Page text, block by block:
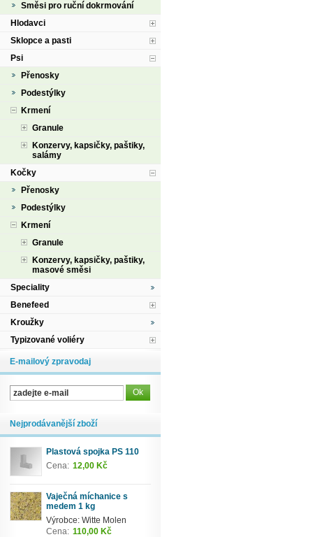
Směsi pro ruční dokrmování
Hlodavci
Sklopce a pasti
Psi
Přenosky
Podestýlky
Krmení
Granule
Konzervy, kapsičky, paštiky,
salámy
Kočky
Přenosky
Podestýlky
Krmení
Granule
Konzervy, kapsičky, paštiky,
masové směsi
Speciality
Benefeed
Kroužky
Typizované voliéry
E-mailový zpravodaj
Nejprodávanější zboží
Plastová spojka PS 110
Cena: 12,00 Kč
Vaječná míchanice s
medem 1 kg
Výrobce: Witte Molen
Cena: 110,00 Kč